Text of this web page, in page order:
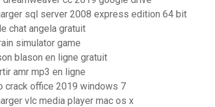
sql server 2008 express edition 64 bit
chat angela gratuit
simulator game
blason en ligne gratuit
amr mp3 en ligne
crack office 2019 windows 7
vlc media player mac os x